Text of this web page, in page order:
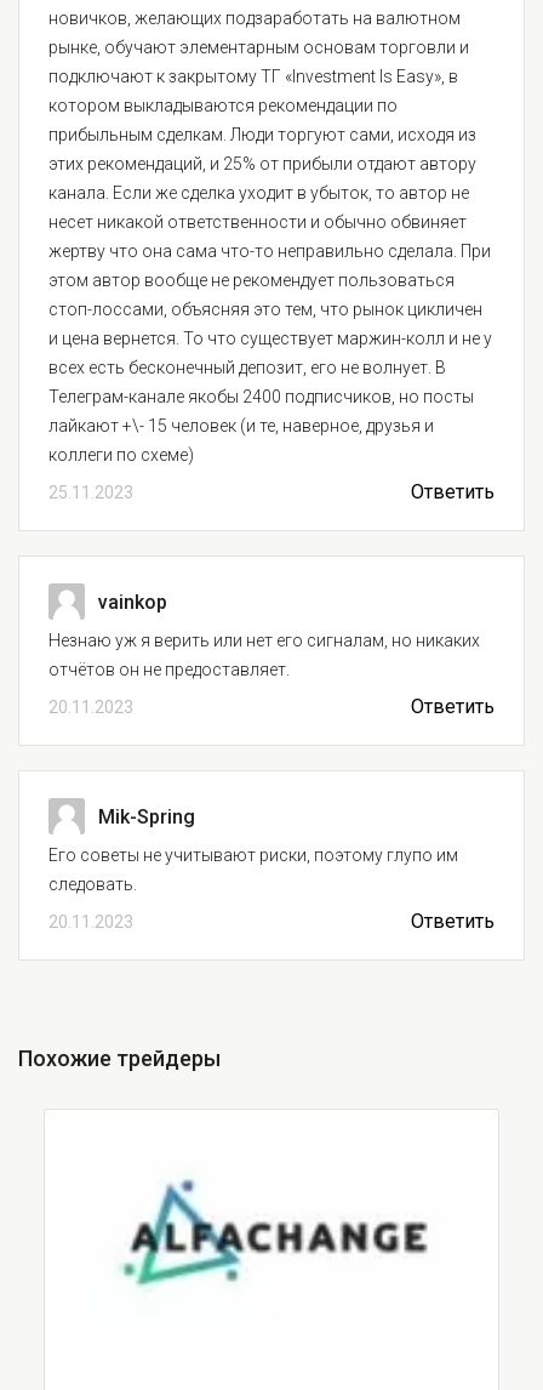
новичков, желающих подзаработать на валютном
рынке, обучают элементарным основам торговли и
подключают к закрытому ТГ «Investment Is Easy», в
котором выкладываются рекомендации по
прибыльным сделкам. Люди торгуют сами, исходя из
этих рекомендаций, и 25% от прибыли отдают автору
канала. Если же сделка уходит в убыток, то автор не
несет никакой ответственности и обычно обвиняет
жертву что она сама что-то неправильно сделала. При
этом автор вообще не рекомендует пользоваться
стоп-лоссами, объясняя это тем, что рынок цикличен
и цена вернется. То что существует маржин-колл и не у
всех есть бесконечный депозит, его не волнует. В
Телеграм-канале якобы 2400 подписчиков, но посты
лайкают +\- 15 человек (и те, наверное, друзья и
коллеги по схеме)
25.11.2023
Ответить
vainkop
Незнаю уж я верить или нет его сигналам, но никаких
отчётов он не предоставляет.
20.11.2023
Ответить
Mik-Spring
Его советы не учитывают риски, поэтому глупо им
следовать.
20.11.2023
Ответить
Похожие трейдеры